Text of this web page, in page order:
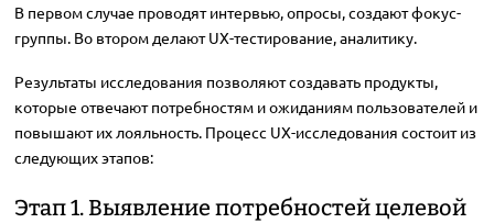
В первом случае проводят интервью, опросы, создают фокус-
группы. Во втором делают UX-тестирование, аналитику.
Результаты исследования позволяют создавать продукты,
которые отвечают потребностям и ожиданиям пользователей и
повышают их лояльность. Процесс UX-исследования состоит из
следующих этапов:
Этап 1. Выявление потребностей целевой